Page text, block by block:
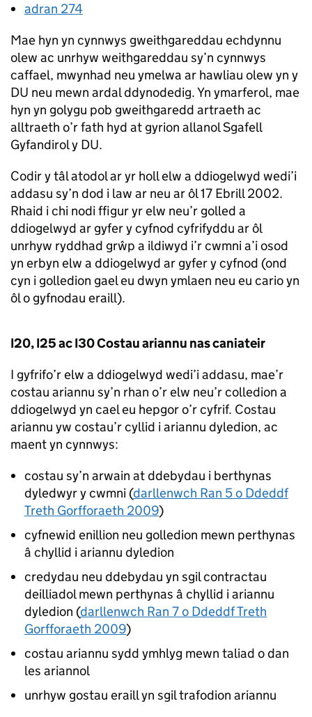
adran 274
Mae hyn yn cynnwys gweithgareddau echdynnu
olew ac unrhyw weithgareddau sy’n cynnwys
caffael, mwynhad neu ymelwa ar hawliau olew yn y
DU neu mewn ardal ddynodedig. Yn ymarferol, mae
hyn yn golygu pob gweithgaredd artraeth ac
alltraeth o’r fath hyd at gyrion allanol Sgafell
Gyfandirol y DU.
Codir y tâl atodol ar yr holl elw a ddiogelwyd wedi’i
addasu sy’n dod i law ar neu ar ôl 17 Ebrill 2002.
Rhaid i chi nodi ffigur yr elw neu’r golled a
ddiogelwyd ar gyfer y cyfnod cyfrifyddu ar ôl
unrhyw ryddhad grŵp a ildiwyd i’r cwmni a’i osod
yn erbyn elw a ddiogelwyd ar gyfer y cyfnod (ond
cyn i golledion gael eu dwyn ymlaen neu eu cario yn
ôl o gyfnodau eraill).
I20, I25 ac I30 Costau ariannu nas caniateir
I gyfrifo’r elw a ddiogelwyd wedi’i addasu, mae’r
costau ariannu sy’n rhan o’r elw neu’r colledion a
ddiogelwyd yn cael eu hepgor o’r cyfrif. Costau
ariannu yw costau’r cyllid i ariannu dyledion, ac
maent yn cynnwys:
costau sy’n arwain at ddebydau i berthynas
dyledwyr y cwmni (darllenwch Ran 5 o Ddeddf
Treth Gorfforaeth 2009)
cyfnewid enillion neu golledion mewn perthynas
â chyllid i ariannu dyledion
credydau neu ddebydau yn sgil contractau
deilliadol mewn perthynas â chyllid i ariannu
dyledion (darllenwch Ran 7 o Ddeddf Treth
Gorfforaeth 2009)
costau ariannu sydd ymhlyg mewn taliad o dan
les ariannol
unrhyw gostau eraill yn sgil trafodion ariannu